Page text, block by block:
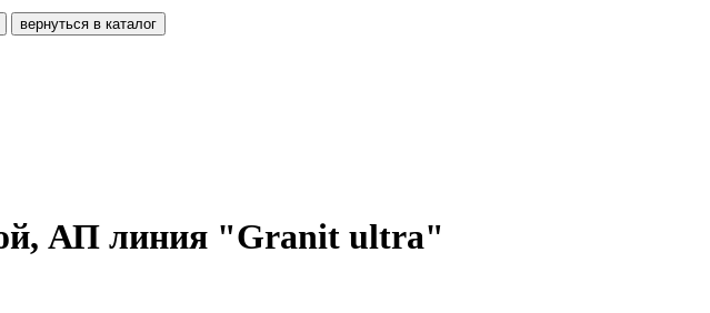
АП линия "Granit ultra"
вернуться в каталог